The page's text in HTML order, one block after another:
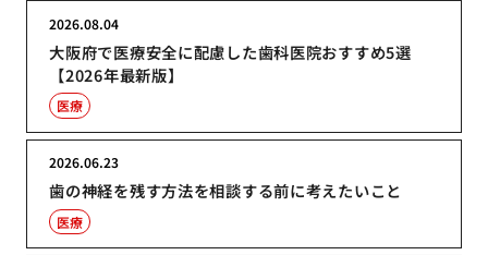
大阪府で医療安全に配慮した歯科医院おすすめ5選
【2026年最新版】
2026.08.04
医療
歯の神経を残す方法を相談する前に考えたいこと
2026.06.23
医療